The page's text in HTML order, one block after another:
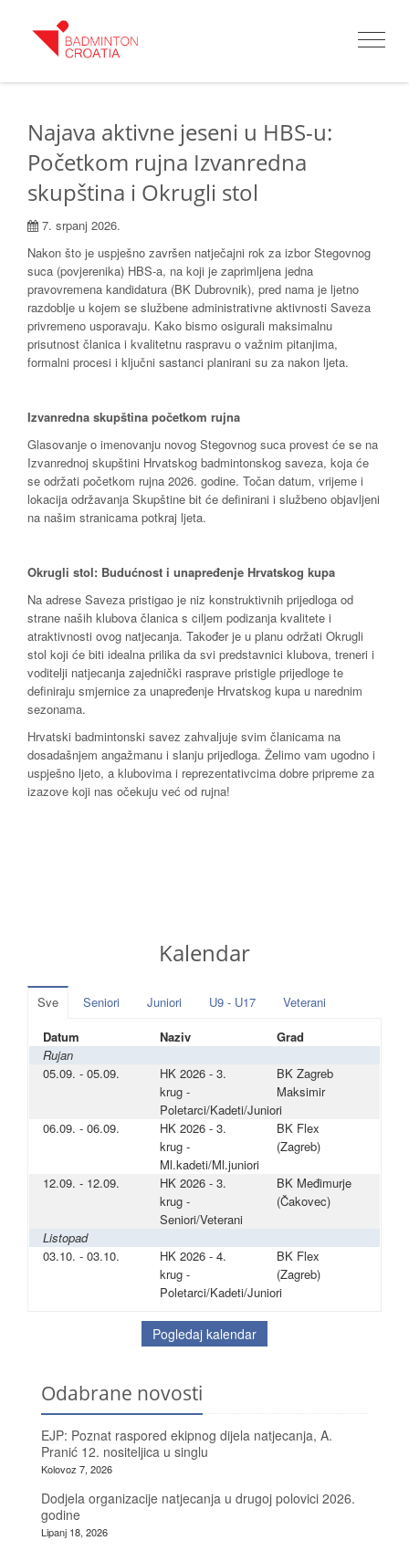
Toggle
Najava aktivne jeseni u HBS-u:
Početkom rujna Izvanredna
skupština i Okrugli stol
7. srpanj 2026.
Nakon što je uspješno završen natječajni rok za izbor Stegovnog
suca (povjerenika) HBS-a, na koji je zaprimljena jedna
pravovremena kandidatura (BK Dubrovnik), pred nama je ljetno
razdoblje u kojem se službene administrativne aktivnosti Saveza
privremeno usporavaju. Kako bismo osigurali maksimalnu
prisutnost članica i kvalitetnu raspravu o važnim pitanjima,
formalni procesi i ključni sastanci planirani su za nakon ljeta.
Izvanredna skupština početkom rujna
Glasovanje o imenovanju novog Stegovnog suca provest će se na
Izvanrednoj skupštini Hrvatskog badmintonskog saveza, koja će
se održati početkom rujna 2026. godine. Točan datum, vrijeme i
lokacija održavanja Skupštine bit će definirani i službeno objavljeni
na našim stranicama potkraj ljeta.
Okrugli stol: Budućnost i unapređenje Hrvatskog kupa
Na adrese Saveza pristigao je niz konstruktivnih prijedloga od
strane naših klubova članica s ciljem podizanja kvalitete i
atraktivnosti ovog natjecanja. Također je u planu održati Okrugli
stol koji će biti idealna prilika da svi predstavnici klubova, treneri i
voditelji natjecanja zajednički rasprave pristigle prijedloge te
definiraju smjernice za unapređenje Hrvatskog kupa u narednim
sezonama.
Hrvatski badmintonski savez zahvaljuje svim članicama na
dosadašnjem angažmanu i slanju prijedloga. Želimo vam ugodno i
uspješno ljeto, a klubovima i reprezentativcima dobre pripreme za
izazove koji nas očekuju već od rujna!
Kalendar
Sve Seniori Juniori U9 - U17
Veterani
Datum
Naziv
Grad
Rujan
05.09. - 05.09.
HK 2026 - 3.
krug -
Poletarci/Kadeti/Juniori
BK Zagreb
Maksimir
06.09. - 06.09.
HK 2026 - 3.
krug -
Ml.kadeti/Ml.juniori
BK Flex
(Zagreb)
12.09. - 12.09.
HK 2026 - 3.
krug -
Seniori/Veterani
BK Međimurje
(Čakovec)
Listopad
03.10. - 03.10.
HK 2026 - 4.
krug -
Poletarci/Kadeti/Juniori
BK Flex
(Zagreb)
Pogledaj kalendar
Odabrane novosti
EJP: Poznat raspored ekipnog dijela natjecanja, A.
Pranić 12. nositeljica u singlu
Kolovoz 7, 2026
Dodjela organizacije natjecanja u drugoj polovici 2026.
godine
Lipanj 18, 2026